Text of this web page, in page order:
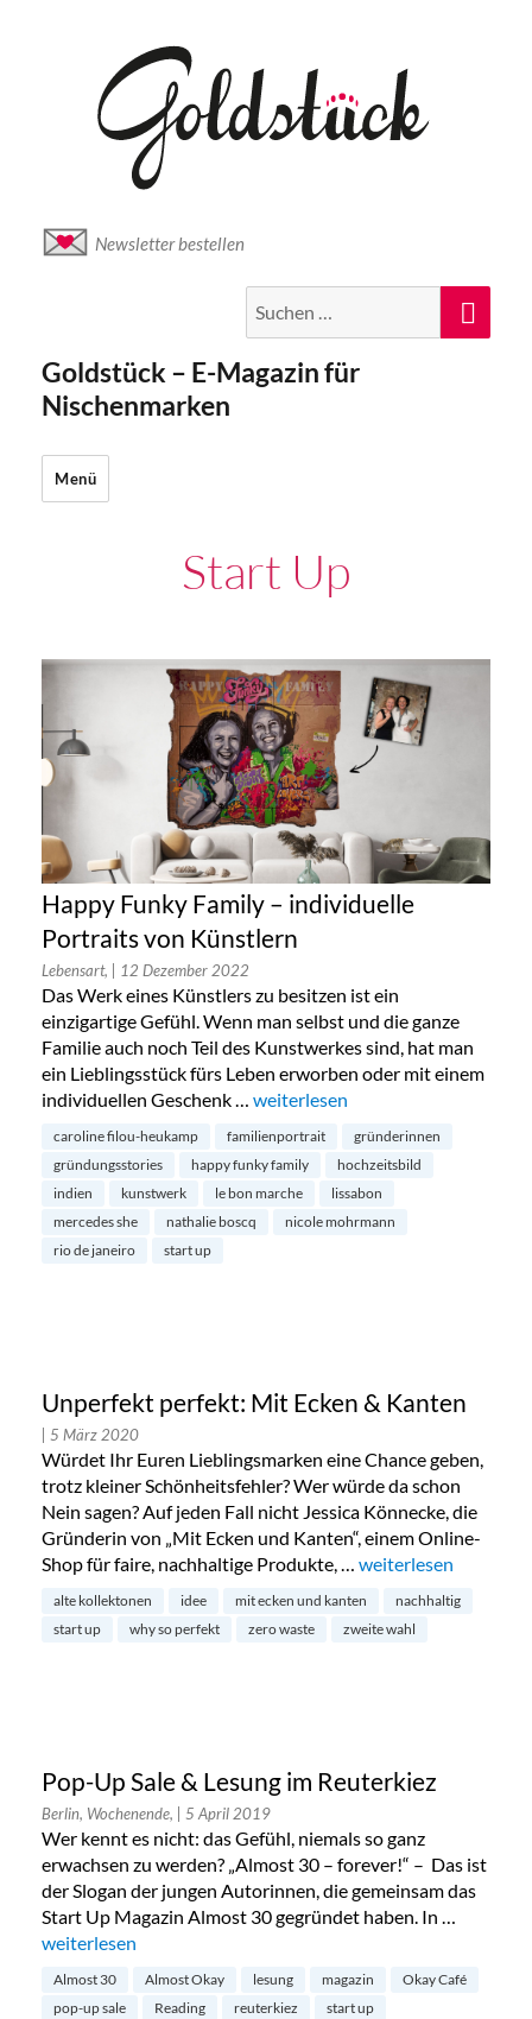
Newsletter bestellen
nach:
Goldstück – E-Magazin für
Nischenmarken
Menü
Start Up
Happy Funky Family – individuelle
Portraits von Künstlern
Lebensart, | 12 Dezember 2022
Das Werk eines Künstlers zu besitzen ist ein
einzigartige Gefühl. Wenn man selbst und die ganze
Familie auch noch Teil des Kunstwerkes sind, hat man
ein Lieblingsstück fürs Leben erworben oder mit einem
individuellen Geschenk … „Happy Funky Family –
weiterlesen
caroline filou-heukamp familienportrait
gründerinnen
gründungsstories
happy funky family
hochzeitsbild
indien
kunstwerk le bon marche
lissabon
mercedes she
nathalie boscq
nicole mohrmann
rio de janeiro
start up
Unperfekt perfekt: Mit Ecken & Kanten
| 5 März 2020
Würdet Ihr Euren Lieblingsmarken eine Chance geben,
trotz kleiner Schönheitsfehler? Wer würde da schon
Nein sagen? Auf jeden Fall nicht Jessica Könnecke, die
Gründerin von „Mit Ecken und Kanten“, einem Online-
Shop für faire, nachhaltige Produkte, … „Unperfekt perfekt:
weiterlesen
alte kollektonen idee mit ecken und kanten
nachhaltig
start up
why so perfekt zero waste zweite wahl
Pop-Up Sale & Lesung im Reuterkiez
Berlin, Wochenende, | 5 April 2019
Wer kennt es nicht: das Gefühl, niemals so ganz
erwachsen zu werden? „Almost 30 – forever!“ – Das ist
der Slogan der jungen Autorinnen, die gemeinsam das
Start Up Magazin Almost 30 gegründet haben. In …
„Pop-Up Sale & Lesung im Reuterkiez“
weiterlesen
Almost 30 Almost Okay lesung magazin
Okay Café
pop-up sale
Reading reuterkiez start up